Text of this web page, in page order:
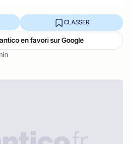
CLASSER
en favori sur Google